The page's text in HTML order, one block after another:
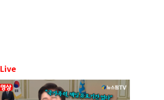
Live